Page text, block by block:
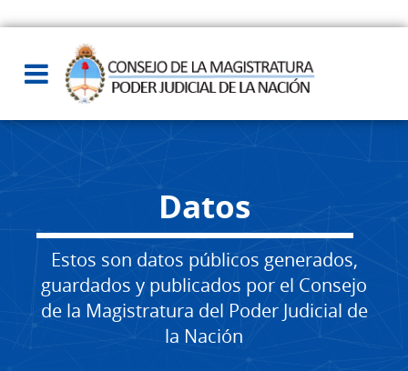
Datos
Estos son datos públicos generados,
guardados y publicados por el Consejo
de la Magistratura del Poder Judicial de
la Nación